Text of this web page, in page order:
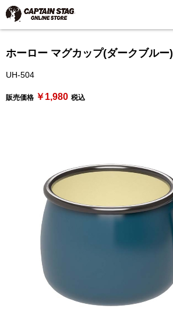
ホーロー マグカップ(ダークブルー)
UH-504
販売価格 ￥1,980 税込